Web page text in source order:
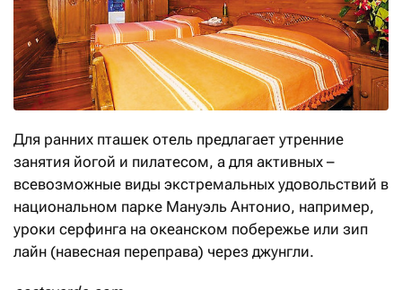
Для ранних пташек отель предлагает утренние
занятия йогой и пилатесом, а для активных –
всевозможные виды экстремальных удовольствий в
национальном парке Мануэль Антонио, например,
уроки серфинга на океанском побережье или зип
лайн (навесная переправа) через джунгли.